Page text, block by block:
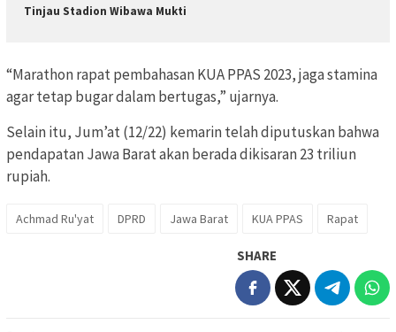
Tinjau Stadion Wibawa Mukti
“Marathon rapat pembahasan KUA PPAS 2023, jaga stamina
agar tetap bugar dalam bertugas,” ujarnya.
Selain itu, Jum’at (12/22) kemarin telah diputuskan bahwa
pendapatan Jawa Barat akan berada dikisaran 23 triliun
rupiah.
Achmad Ru'yat DPRD Jawa Barat KUA PPAS Rapat
SHARE